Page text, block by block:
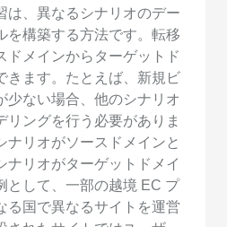
は、異なるシナリオのデー
を構築する方法です。転移
ドメインからターゲットド
きます。たとえば、新規ビ
少ない場合、他のシナリオ
リングを行う必要がありま
ナリオがソースドメインと
ナリオがターゲットドメイ
として、一部の越境 EC プ
る国で異なるサイトを運営